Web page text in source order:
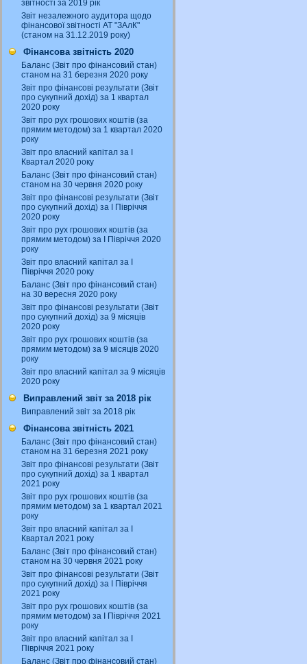
звітності за 2019 рік
Звіт незалежного аудитора щодо
фінансової звітності АТ "ЗАлК"
(станом на 31.12.2019 року)
Фінансова звітність 2020
Баланс (Звіт про фінансовий стан)
станом на 31 березня 2020 року
Звіт про фінансові результати (Звіт
про сукупний дохід) за 1 квартал
2020 року
Звіт про рух грошових коштів (за
прямим методом) за 1 квартал 2020
року
Звіт про власний капітал за І
Квартал 2020 року
Баланс (Звіт про фінансовий стан)
станом на 30 червня 2020 року
Звіт про фінансові результати (Звіт
про сукупний дохід) за І Півріччя
2020 року
Звіт про рух грошових коштів (за
прямим методом) за І Півріччя 2020
року
Звіт про власний капітал за І
Півріччя 2020 року
Баланс (Звіт про фінансовий стан)
на 30 вересня 2020 року
Звіт про фінансові результати (Звіт
про сукупний дохід) за 9 місяців
2020 року
Звіт про рух грошових коштів (за
прямим методом) за 9 місяців 2020
року
Звіт про власний капітал за 9 місяців
2020 року
Виправлений звіт за 2018 рік
Виправлений звіт за 2018 рік
Фінансова звітність 2021
Баланс (Звіт про фінансовий стан)
станом на 31 березня 2021 року
Звіт про фінансові результати (Звіт
про сукупний дохід) за 1 квартал
2021 року
Звіт про рух грошових коштів (за
прямим методом) за 1 квартал 2021
року
Звіт про власний капітал за І
Квартал 2021 року
Баланс (Звіт про фінансовий стан)
станом на 30 червня 2021 року
Звіт про фінансові результати (Звіт
про сукупний дохід) за І Півріччя
2021 року
Звіт про рух грошових коштів (за
прямим методом) за І Півріччя 2021
року
Звіт про власний капітал за І
Півріччя 2021 року
Баланс (Звіт про фінансовий стан)